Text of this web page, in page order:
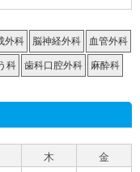
外科 脳神経外科 血管外科
科 歯科口腔外科 麻酔科
木
金